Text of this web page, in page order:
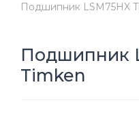
Подшипник LSM75HX
Подшипник
Timken